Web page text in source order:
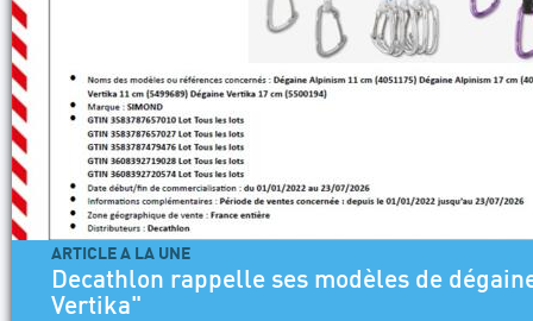
ARTICLE A LA UNE
Decathlon rappelle ses modèles de dégaines
Vertika"